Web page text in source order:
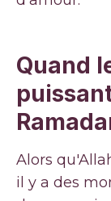
Quand
Alors
il y a des